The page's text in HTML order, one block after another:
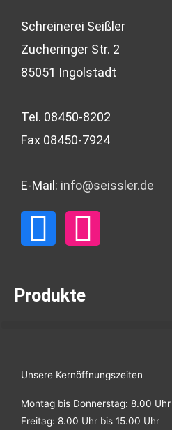
Schreinerei Seißler
Zucheringer Str. 2
85051 Ingolstadt
Tel. 08450-8202
Fax 08450-7924
E-Mail: info@seissler.de
F
c
b
o
I
s
a
g
Produkte
Unsere Kernöffnungszeiten
Montag bis Donnerstag: 8.00
Freitag: 8.00 Uhr bis 15.00 Uhr